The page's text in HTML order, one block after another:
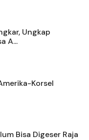
Ungkap
A...
Korsel
Bisa Digeser Raja